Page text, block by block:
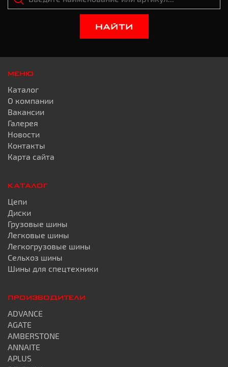
НАЙТИ
МЕНЮ
Каталог
О компании
Вакансии
Галерея
Новости
Контакты
Карта сайта
КАТАЛОГ
Цепи
Диски
Грузовые шины
Легковые шины
Легкогрузовые шины
Сельхоз шины
Шины для спецтехники
ПРОИЗВОДИТЕЛИ
ADVANCE
AGATE
AMBERSTONE
ANNAITE
APLUS